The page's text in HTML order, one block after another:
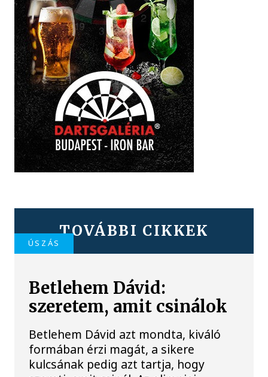
TOVÁBBI CIKKEK
ÚSZÁS
Betlehem Dávid:
szeretem, amit csinálok
Betlehem Dávid azt mondta, kiváló
formában érzi magát, a sikere
kulcsának pedig azt tartja, hogy